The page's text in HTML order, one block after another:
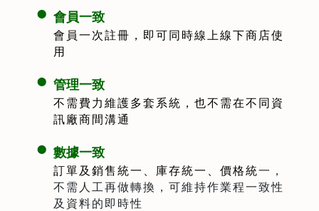
會員一致
會員一次註冊，即可同時線上線下商店使
用
管理一致
不需費力維護多套系統，也不需在不同資
訊廠商間溝通
數據一致
訂單及銷售統一、庫存統一、價格統一，
不需人工再做轉換，可維持作業程一致性
及資料的即時性